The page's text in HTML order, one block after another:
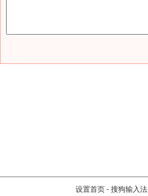
设置首页 - 搜狗输入法